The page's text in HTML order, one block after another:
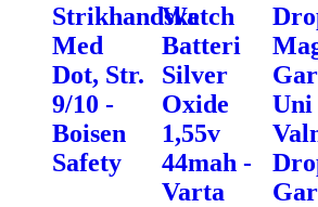
Strikhandske
Med
Dot, Str.
9/10 -
Boisen
Safety
Watch
Batteri
Silver
Oxide
1,55v
44mah -
Varta
Uni